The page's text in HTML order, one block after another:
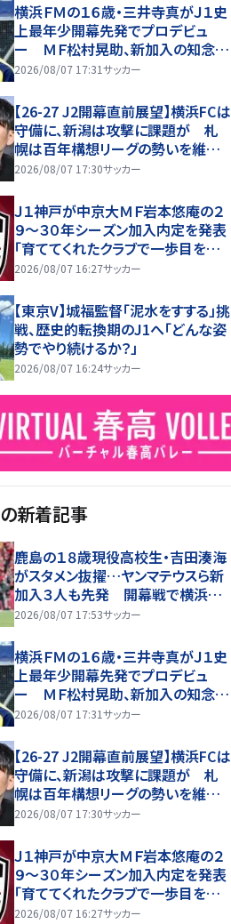
横浜ＦＭの１６歳・三井寺真がＪ１史
上最年少開幕先発でプロデビュ
ー ＭＦ松村晃助、新加入の知念
慶、ブランコも先発 “６万人開
2026/08/07 17:31サッカー
【26-27 J2開幕直前展望】横浜FCは
守備に、新潟は攻撃に課題が 札
幌は百年構想リーグの勢いを維持
できるか(2)
2026/08/07 17:30サッカー
Ｊ１神戸が中京大ＭＦ岩本悠庵の２
９～３０年シーズン加入内定を発表
「育ててくれたクラブで一歩目を踏
み出せることを大変嬉しく思いま
2026/08/07 16:27サッカー
【東京V】城福監督「泥水をすする」挑
戦、歴史的転換期のJ1へ「どんな姿
勢でやり続けるか？」
2026/08/07 16:24サッカー
の新着記事
鹿島の１８歳現役高校生・吉田湊海
がスタメン抜擢…ヤンマテウスら新
加入３人も先発 開幕戦で横浜Ｆ
Ｍと激突
2026/08/07 17:53サッカー
横浜ＦＭの１６歳・三井寺真がＪ１史
上最年少開幕先発でプロデビュ
ー ＭＦ松村晃助、新加入の知念
慶、ブランコも先発 “６万人開
2026/08/07 17:31サッカー
【26-27 J2開幕直前展望】横浜FCは
守備に、新潟は攻撃に課題が 札
幌は百年構想リーグの勢いを維持
できるか(2)
2026/08/07 17:30サッカー
Ｊ１神戸が中京大ＭＦ岩本悠庵の２
９～３０年シーズン加入内定を発表
「育ててくれたクラブで一歩目を踏
み出せることを大変嬉しく思いま
2026/08/07 16:27サッカー